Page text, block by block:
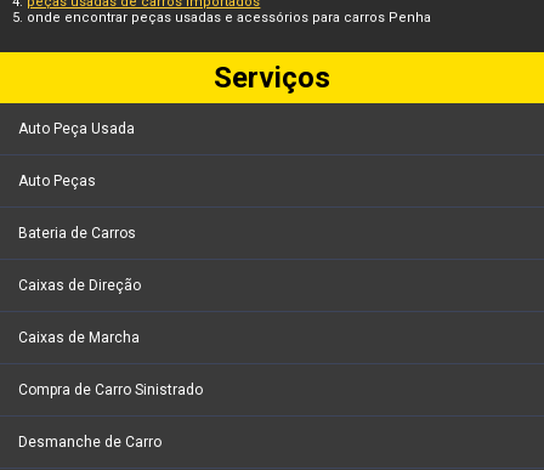
onde encontrar peças usadas e acessórios para carros Penha
Serviços
Auto Peça Usada
Auto Peças
Bateria de Carros
Caixas de Direção
Caixas de Marcha
Compra de Carro Sinistrado
Desmanche de Carro